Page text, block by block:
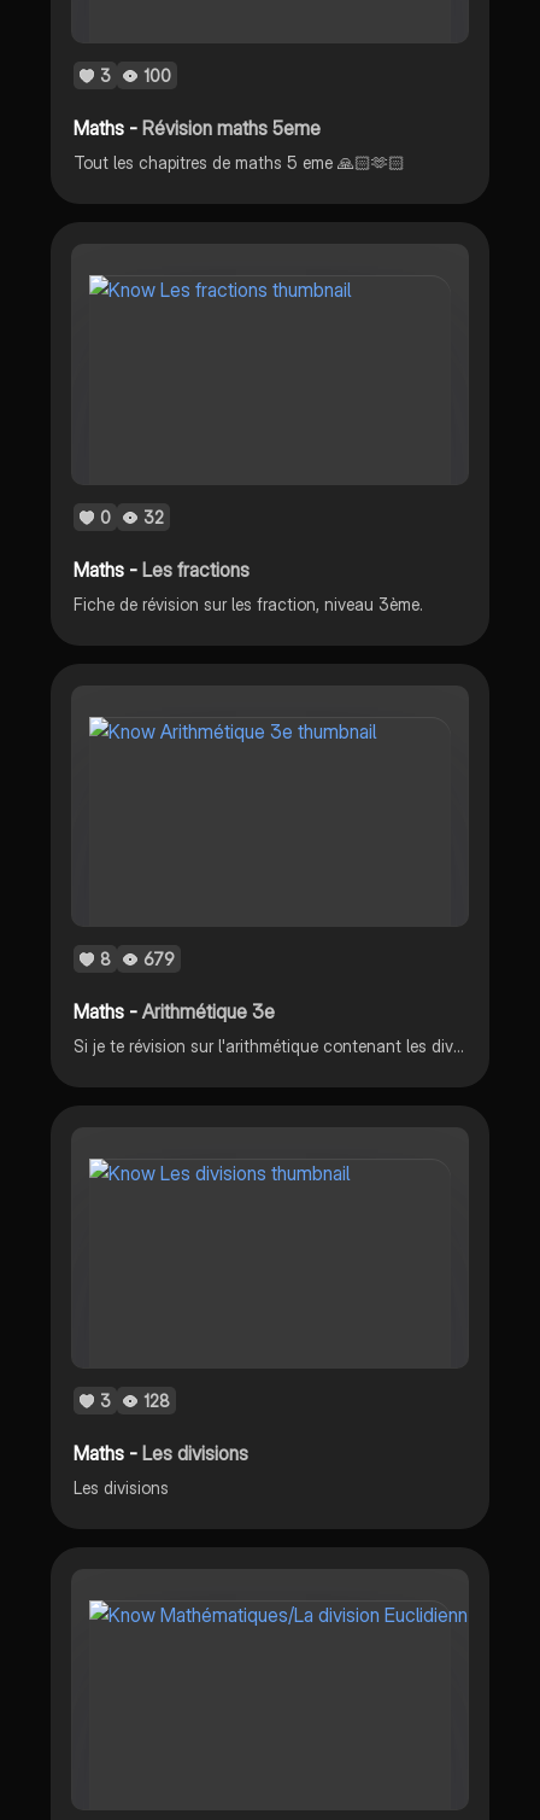
3 100
Maths -Révision maths 5eme
Tout les chapitres de maths 5 eme 🙏🏻🫶🏻
0 32
Maths -Les fractions
Fiche de révision sur les fraction, niveau 3ème.
8 679
Maths -Arithmétique 3e
Si je te révision sur l'arithmétique contenant les divisions euclidiennes, les critères de divisibilité, et nombre premier (la décomposition en produit de facteurs premiers), et les fractions irréductibles
3 128
Maths -Les divisions
Les divisions